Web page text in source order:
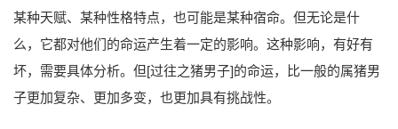
某种天赋、某种性格特点，也可能是某种宿命。但无论是什
么，它都对他们的命运产生着一定的影响。这种影响，有好有
坏，需要具体分析。但[过往之猪男子]的命运，比一般的属猪男
子更加复杂、更加多变，也更加具有挑战性。